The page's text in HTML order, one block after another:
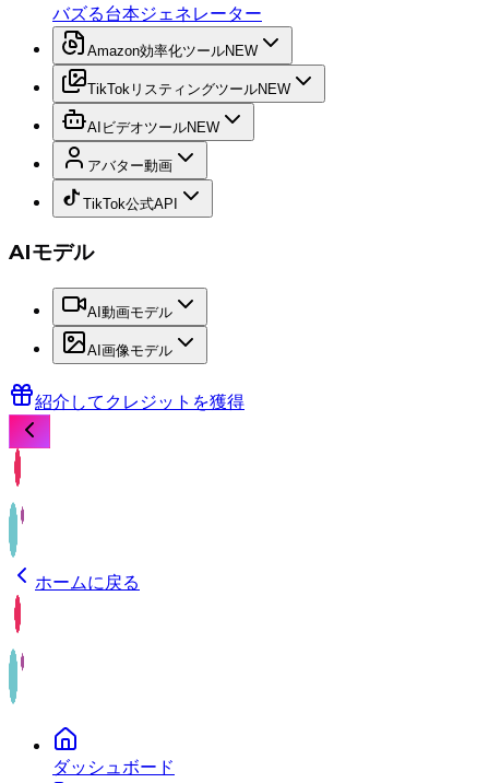
バズる台本ジェネレーター
Amazon効率化ツールNEW
TikTokリスティングツールNEW
AIビデオツールNEW
アバター動画
TikTok公式API
AIモデル
AI動画モデル
AI画像モデル
紹介してクレジットを獲得
ホームに戻る
ダッシュボード